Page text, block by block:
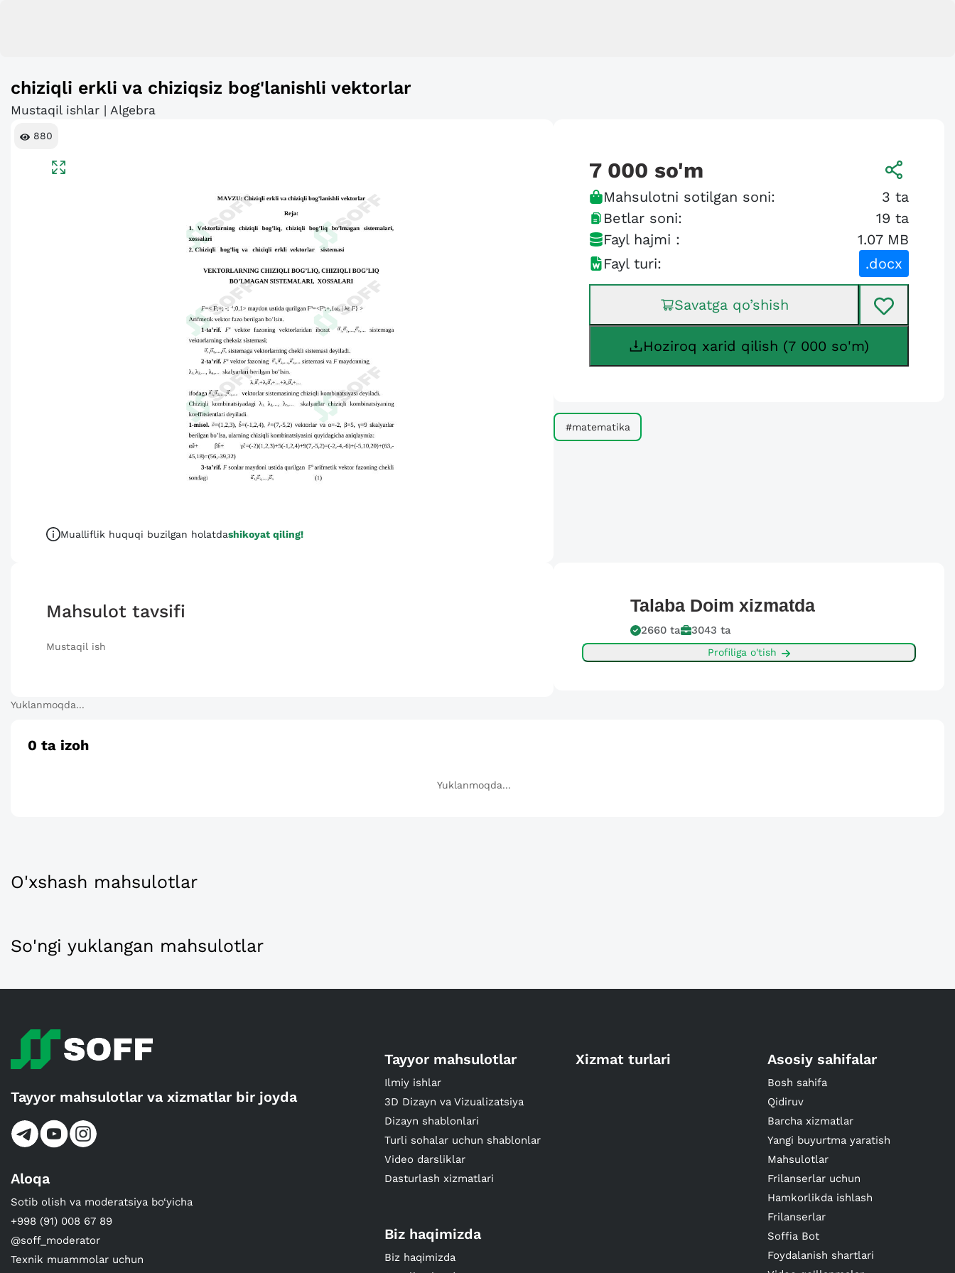
chiziqli erkli va chiziqsiz bog'lanishli vektorlar
Mustaqil ishlar | Algebra
880
Mualliflik huquqi buzilgan holatdashikoyat qiling!
7 000 so'm
Mahsulotni sotilgan soni: 3 ta
Betlar soni:
19 ta
Fayl hajmi :
1.07 MB
Fayl turi:
.docx
Savatga qo’shish
Hoziroq xarid qilish (7 000 so'm)
#matematika
Mahsulot tavsifi
Mustaqil ish
Talaba Doim xizmatda
2660 ta 3043 ta
Profiliga o'tish
Yuklanmoqda...
0 ta izoh
Yuklanmoqda...
O'xshash mahsulotlar
So'ngi yuklangan mahsulotlar
Tayyor mahsulotlar va xizmatlar bir joyda
Aloqa
Sotib olish va moderatsiya bo‘yicha
+998 (91) 008 67 89
@soff_moderator
Texnik muammolar uchun
Tayyor mahsulotlar
Ilmiy ishlar
3D Dizayn va Vizualizatsiya
Dizayn shablonlari
Turli sohalar uchun shablonlar
Video darsliklar
Dasturlash xizmatlari
Xizmat turlari Asosiy sahifalar
Bosh sahifa
Qidiruv
Barcha xizmatlar
Yangi buyurtma yaratish
Mahsulotlar
Frilanserlar uchun
Hamkorlikda ishlash
Frilanserlar
Soffia Bot
Foydalanish shartlari
Biz haqimizda
Biz haqimizda